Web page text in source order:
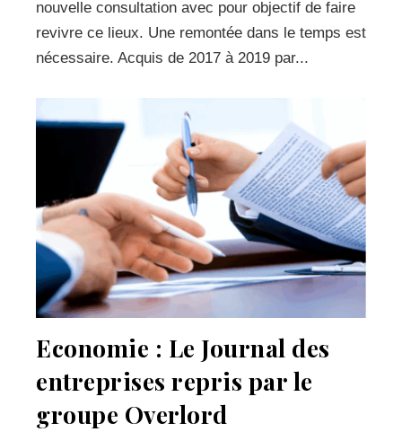
nouvelle consultation avec pour objectif de faire
revivre ce lieux. Une remontée dans le temps est
nécessaire. Acquis de 2017 à 2019 par...
Economie : Le Journal des
entreprises repris par le
groupe Overlord